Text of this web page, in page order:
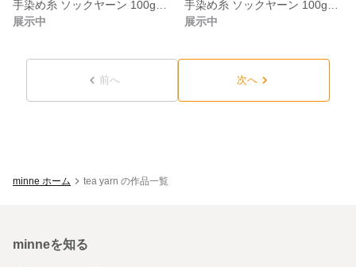
展示中
展示中
前へ 次へ
minne ホーム tea yarn の作品一覧
minneを知る